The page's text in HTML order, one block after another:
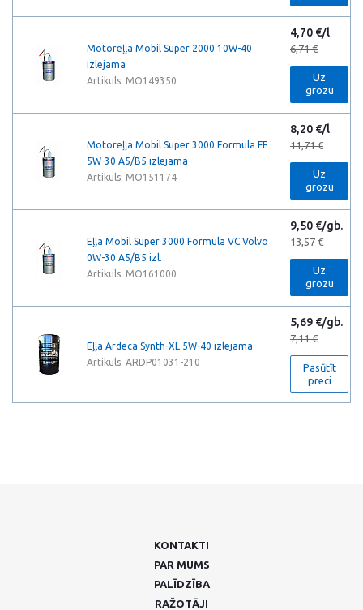
Motoreļļa Mobil Super 2000 10W-40
izlejama
Artikuls: MO149350
4,70 €/l
6,71 €
Uz
grozu
Motoreļļa Mobil Super 3000 Formula FE
5W-30 A5/B5 izlejama
Artikuls: MO151174
8,20 €/l
11,71 €
Uz
grozu
Eļļa Mobil Super 3000 Formula VC Volvo
0W-30 A5/B5 izl.
Artikuls: MO161000
9,50 €/gb.
13,57 €
Uz
grozu
Eļļa Ardeca Synth-XL 5W-40 izlejama
Artikuls: ARDP01031-210
5,69 €/gb.
7,11 €
Pasūtīt
preci
KONTAKTI
PAR MUMS
PALĪDZĪBA
RAŽOTĀJI